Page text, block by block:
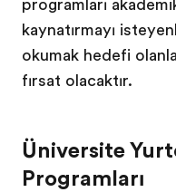
programları
kaynaştırmayı
okumak hedefi
fırsat olacaktır.
Üniversite
Programları